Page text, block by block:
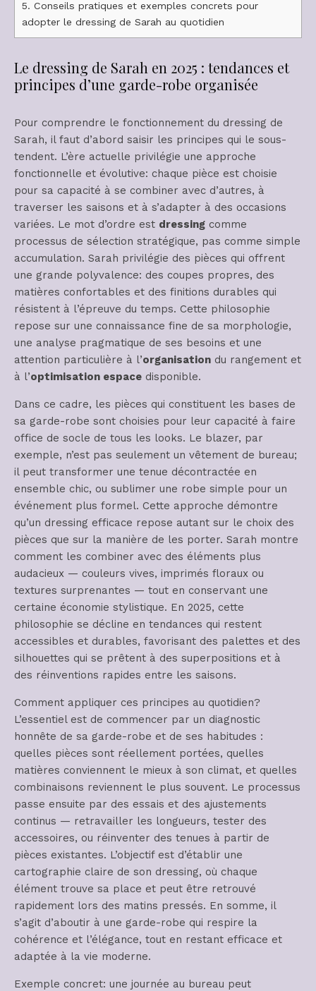
5. Conseils pratiques et exemples concrets pour
adopter le dressing de Sarah au quotidien
Le dressing de Sarah en 2025 : tendances et
principes d’une garde-robe organisée
Pour comprendre le fonctionnement du dressing de
Sarah, il faut d’abord saisir les principes qui le sous-
tendent. L’ère actuelle privilégie une approche
fonctionnelle et évolutive: chaque pièce est choisie
pour sa capacité à se combiner avec d’autres, à
traverser les saisons et à s’adapter à des occasions
variées. Le mot d’ordre est dressing comme
processus de sélection stratégique, pas comme simple
accumulation. Sarah privilégie des pièces qui offrent
une grande polyvalence: des coupes propres, des
matières confortables et des finitions durables qui
résistent à l’épreuve du temps. Cette philosophie
repose sur une connaissance fine de sa morphologie,
une analyse pragmatique de ses besoins et une
attention particulière à l’organisation du rangement et
à l’optimisation espace disponible.
Dans ce cadre, les pièces qui constituent les bases de
sa garde-robe sont choisies pour leur capacité à faire
office de socle de tous les looks. Le blazer, par
exemple, n’est pas seulement un vêtement de bureau;
il peut transformer une tenue décontractée en
ensemble chic, ou sublimer une robe simple pour un
événement plus formel. Cette approche démontre
qu’un dressing efficace repose autant sur le choix des
pièces que sur la manière de les porter. Sarah montre
comment les combiner avec des éléments plus
audacieux — couleurs vives, imprimés floraux ou
textures surprenantes — tout en conservant une
certaine économie stylistique. En 2025, cette
philosophie se décline en tendances qui restent
accessibles et durables, favorisant des palettes et des
silhouettes qui se prêtent à des superpositions et à
des réinventions rapides entre les saisons.
Comment appliquer ces principes au quotidien?
L’essentiel est de commencer par un diagnostic
honnête de sa garde-robe et de ses habitudes :
quelles pièces sont réellement portées, quelles
matières conviennent le mieux à son climat, et quelles
combinaisons reviennent le plus souvent. Le processus
passe ensuite par des essais et des ajustements
continus — retravailler les longueurs, tester des
accessoires, ou réinventer des tenues à partir de
pièces existantes. L’objectif est d’établir une
cartographie claire de son dressing, où chaque
élément trouve sa place et peut être retrouvé
rapidement lors des matins pressés. En somme, il
s’agit d’aboutir à une garde-robe qui respire la
cohérence et l’élégance, tout en restant efficace et
adaptée à la vie moderne.
Exemple concret: une journée au bureau peut